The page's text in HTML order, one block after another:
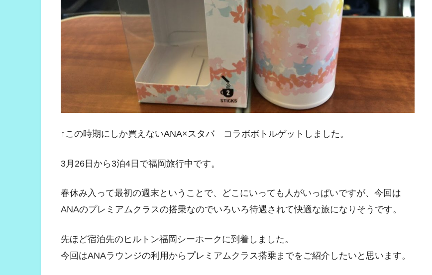
↑この時期にしか買えないANA×スタバ コラボボトルゲットしました。
3月26日から3泊4日で福岡旅行中です。
春休み入って最初の週末ということで、どこにいっても人がいっぱいですが、今回は
ANAのプレミアムクラスの搭乗なのでいろいろ待遇されて快適な旅になりそうです。
先ほど宿泊先のヒルトン福岡シーホークに到着しました。
今回はANAラウンジの利用からプレミアムクラス搭乗までをご紹介したいと思います。